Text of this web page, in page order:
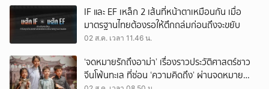
IF และ EF เหล็ก 2 เส้นที่หน้าตาเหมือนกัน เมื่อ
มาตรฐานไทยต้องรอให้ตึกถล่มก่อนถึงจะขยับ
02 ส.ค. เวลา 11.46 น.
‘จดหมายรักถึงอาม่า’ เรื่องราวประวัติศาสตร์ชาว
จีนโพ้นทะเล ที่ซ่อน ‘ความคิดถึง’ ผ่านจดหมาย